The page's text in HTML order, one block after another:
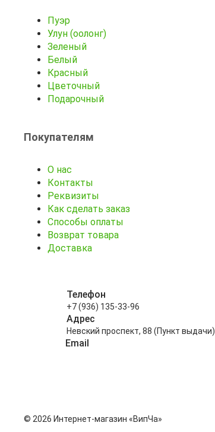
Пуэр
Улун (оолонг)
Зеленый
Белый
Красный
Цветочный
Подарочный
Покупателям
О нас
Контакты
Реквизиты
Как сделать заказ
Способы оплаты
Возврат товара
Доставка
Телефон
+7 (936) 135-33-96
Адрес
Невский проспект, 88 (Пункт выдачи)
Email
© 2026 Интернет-магазин «ВипЧа»